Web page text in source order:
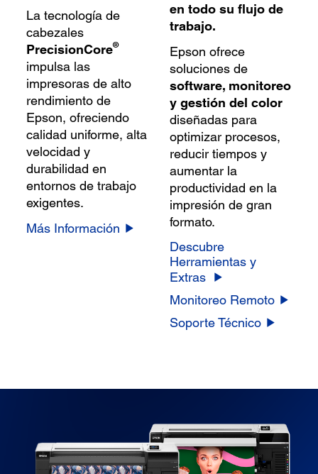
La tecnología de
cabezales
PrecisionCore®
impulsa las
impresoras de alto
rendimiento de
Epson, ofreciendo
calidad uniforme, alta
velocidad y
durabilidad en
entornos de trabajo
exigentes.
Más Información
en todo su flujo de
trabajo.
Epson ofrece
soluciones de
software, monitoreo
y gestión del color
diseñadas para
optimizar procesos,
reducir tiempos y
aumentar la
productividad en la
impresión de gran
formato.
Descubre
Herramientas y
Extras
Monitoreo Remoto
Soporte Técnico